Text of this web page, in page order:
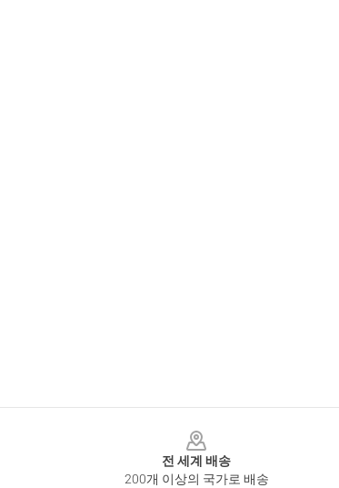
전 세계 배송
200개 이상의 국가로 배송